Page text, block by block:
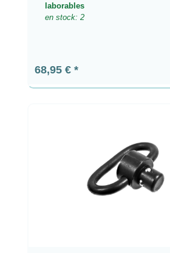
laborables
en stock: 2
Precio normal:
68,95 €